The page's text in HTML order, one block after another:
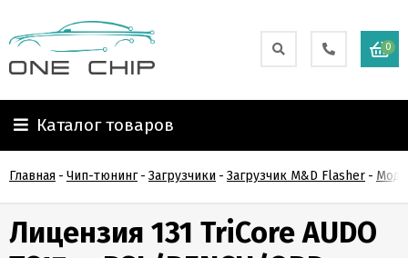
Оплата
О
компании
Гарантия
0
Каталог товаров
Главная - Чип-тюнинг - Загрузчики - Загрузчик M&D Flasher -
Лицензия 131 TriCore AUDO